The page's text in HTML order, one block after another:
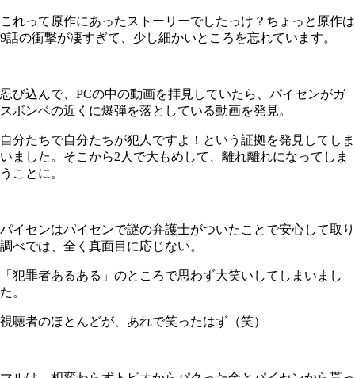
これって原作にあったストーリーでしたっけ？ちょっと原作は
9話の衝撃が凄すぎて、少し細かいところを忘れています。
忍び込んで、PCの中の動画を拝見していたら、パイセンがガ
スボンベの近くに爆弾を落としている動画を発見。
自分たちで自分たちが犯人ですよ！という証拠を発見してしま
いました。そこから2人で大もめして、離れ離れになってしま
うことに。
パイセンはパイセンで謎の弁護士がついたことで安心して取り
調べでは、全く真面目に応じない。
「犯罪者あるある」のところで思わず大笑いしてしまいまし
た。
視聴者のほとんどが、あれで笑ったはず（笑）